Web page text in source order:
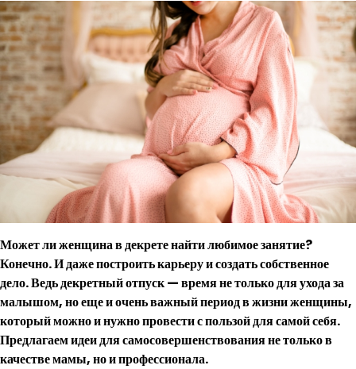
Может ли женщина в декрете найти любимое занятие?
Конечно. И даже построить карьеру и создать собственное
дело. Ведь декретный отпуск — время не только для ухода за
малышом, но еще и очень важный период в жизни женщины,
который можно и нужно провести с пользой для самой себя.
Предлагаем идеи для самосовершенствования не только в
качестве мамы, но и профессионала.